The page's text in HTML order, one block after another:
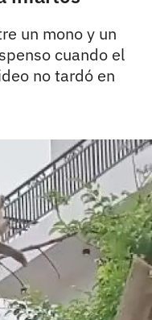
un mono y un
cuando el
no tardó en